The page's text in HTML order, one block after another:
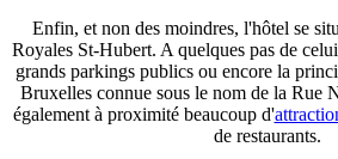
Enfin, et non des moindres, l'hôtel se
Royales St-Hubert. A quelques pas de
grands parkings publics ou encore la
Bruxelles connue sous le nom de la Rue
également à proximité beaucoup d'
de restaurants.